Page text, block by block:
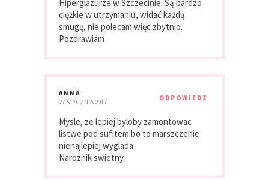
Hiperglazurze w Szczecinie. Są bardzo
ciężkie w utrzymaniu, widać każdą
smugę, nie polecam więc zbytnio.
Pozdrawiam
ANNA
27 STYCZNIA 2017
ODPOWIEDZ
Mysle, ze lepiej byloby zamontowac
listwe pod sufitem bo to marszczenie
nienajlepiej wyglada.
Naroznik swietny.